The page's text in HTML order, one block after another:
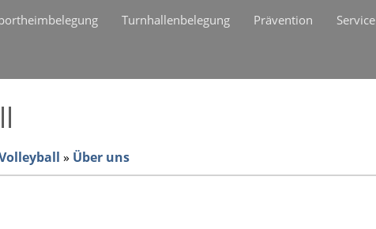
Turnhallenbelegung Prävention Service
» Über uns